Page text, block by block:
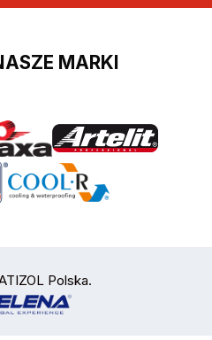
MARKI
Polska.